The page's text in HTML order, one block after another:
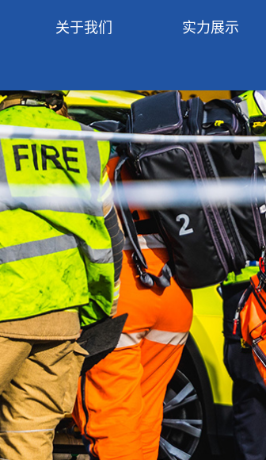
关于我们 实力展示